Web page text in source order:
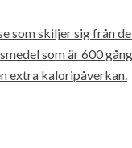
som skiljer sig från
som är 600
extra kaloripåverkan.